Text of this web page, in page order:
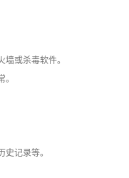
或杀毒软件。
记录等。